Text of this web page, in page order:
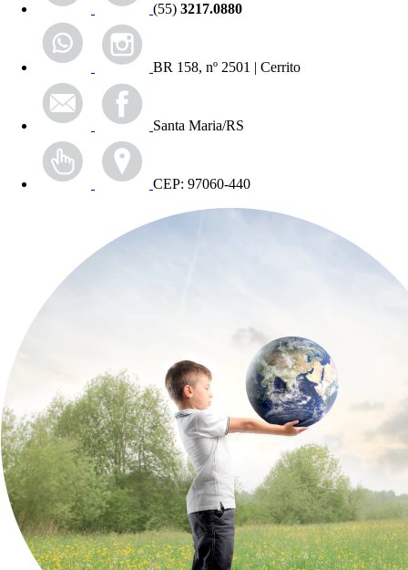
(55) 3217.0880
BR 158, nº 2501 | Cerrito
Santa Maria/RS
CEP: 97060-440